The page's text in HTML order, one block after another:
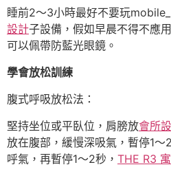
睡前2～3小時最好不要玩
設計子設備，假如早晨不得不應用
可以佩帶防藍光眼鏡。
學會放松訓練
腹式呼吸放松法：
堅持坐位或平臥位，肩膀放會所
放在腹部，緩慢深吸氣，暫停1～2
呼氣，再暫停1～2秒， THE R3